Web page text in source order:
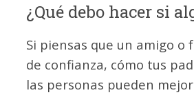
¿Qué debo hacer si
Si piensas que un amigo
de confianza, cómo tus
las personas pueden